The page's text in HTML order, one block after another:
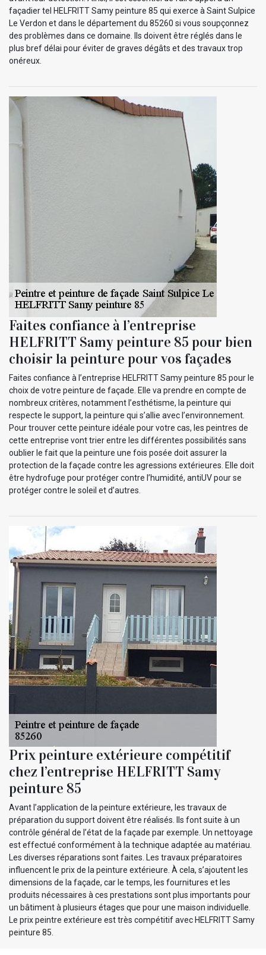
façadier tel HELFRITT Samy peinture 85 qui exerce à Saint Sulpice
Le Verdon et dans le département du 85260 si vous soupçonnez
des problèmes dans ce domaine. Ils doivent être réglés dans le
plus bref délai pour éviter de graves dégâts et des travaux trop
onéreux.
Faites confiance à l’entreprise
HELFRITT Samy peinture 85 pour bien
choisir la peinture pour vos façades
Faites confiance à l’entreprise HELFRITT Samy peinture 85 pour le
choix de votre peinture de façade. Elle va prendre en compte de
nombreux critères, notamment l’esthétisme, la peinture qui
respecte le support, la peinture qui s’allie avec l’environnement.
Pour trouver cette peinture idéale pour votre cas, les peintres de
cette entreprise vont trier entre les différentes possibilités sans
oublier le fait que la peinture une fois posée doit assurer la
protection de la façade contre les agressions extérieures. Elle doit
être hydrofuge pour protéger contre l’humidité, antiUV pour se
protéger contre le soleil et d’autres.
Prix peinture extérieure compétitif
chez l’entreprise HELFRITT Samy
peinture 85
Avant l’application de la peinture extérieure, les travaux de
préparation du support doivent être réalisés. Ils font suite à un
contrôle général de l’état de la façade par exemple. Un nettoyage
est effectué conformément à la technique adaptée au matériau.
Les diverses réparations sont faites. Les travaux préparatoires
influencent le prix de la peinture extérieure. À cela, s’ajoutent les
dimensions de la façade, car le temps, les fournitures et les
produits nécessaires à ces prestations sont plus importants pour
un bâtiment à plusieurs étages que pour une maison individuelle.
Le prix peintre extérieure est très compétitif avec HELFRITT Samy
peinture 85.